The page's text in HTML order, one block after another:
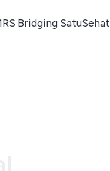
Bridging SatuSehat